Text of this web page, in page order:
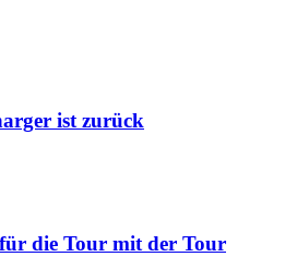
ist zurück
die Tour mit der Tour